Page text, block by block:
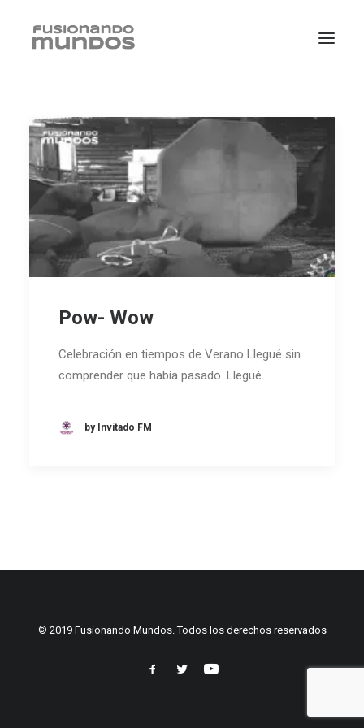
SEARCH
CART
Pow- Wow
Celebración en tiempos de Verano Llegué sin
comprender que había pasado. Llegué…
by Invitado FM
© 2019 Fusionando Mundos. Todos los derechos reservados